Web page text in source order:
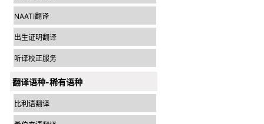
NAATI翻译
出生证明翻译
听译校正服务
翻译语种-稀有语种
比利语翻译